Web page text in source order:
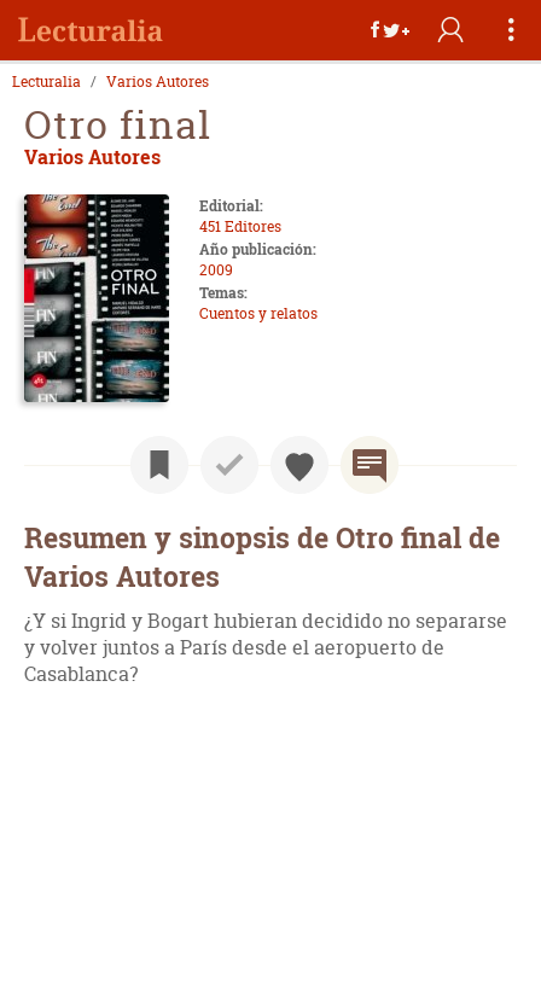
Lecturalia Varios Autores
Otro final
Varios Autores
Editorial:
451 Editores
Año publicación:
2009
Temas:
Cuentos y relatos
Resumen y sinopsis de Otro final de
Varios Autores
¿Y si Ingrid y Bogart hubieran decidido no separarse
y volver juntos a París desde el aeropuerto de
Casablanca?